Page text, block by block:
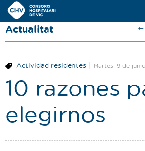
Navegación
principal
Actualidad
Oferta de plazas
Ser residente
Contacto
Actualitat ←
Actividad residentes| Martes, 9 de
10 razones
elegirnos